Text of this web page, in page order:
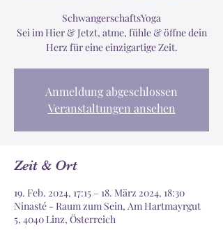
SchwangerschaftsYoga
Sei im Hier & Jetzt, atme, fühle & öffne dein
Herz für eine einzigartige Zeit.
Anmeldung abgeschlossen
Veranstaltungen ansehen
Zeit & Ort
19. Feb. 2024, 17:15 – 18. März 2024, 18:30
Ninasté - Raum zum Sein, Am Hartmayrgut
5, 4040 Linz, Österreich